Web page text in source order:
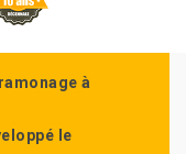
à
le